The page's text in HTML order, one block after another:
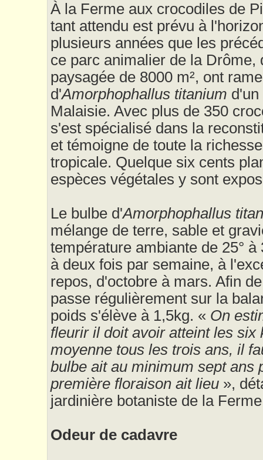
À la Ferme aux crocodiles de
tant attendu est prévu à
plusieurs années que les
ce parc animalier de la Drôme,
paysagée de 8000 m², ont
d'Amorphophallus titanium
Malaisie. Avec plus de 350
s'est spécialisé dans la
et témoigne de toute la
tropicale. Quelque six cents
espèces végétales y sont
Le bulbe d'Amorphophallus
mélange de terre, sable et
température ambiante de 25° à
à deux fois par semaine, à
repos, d'octobre à mars. Afin
passe régulièrement sur la
poids s'élève à 1,5kg. « On
fleurir il doit avoir atteint les six
moyenne tous les trois ans, il
bulbe ait au minimum sept ans
première floraison ait lieu »,
jardinière botaniste de la
Odeur de cadavre